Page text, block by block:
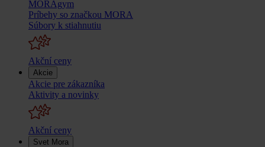
MORAgym
Príbehy so značkou MORA
Súbory k stiahnutiu
Akční ceny
Akcie
Akcie pre zákazníka
Aktivity a novinky
Akční ceny
Svet Mora